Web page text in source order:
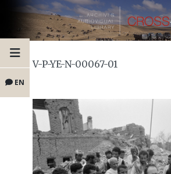
EN
V-P-YE-N-00067-01